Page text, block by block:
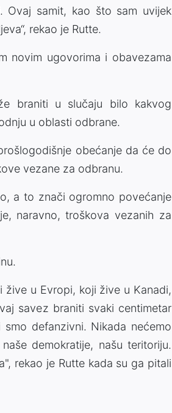
Ovaj samit, kao što sam uvijek
rekao je Rutte.
novim ugovorima i obavezama
braniti u slučaju bilo kakvog
u oblasti odbrane.
obećanje da će do
vezane za odbranu.
a to znači ogromno povećanje
naravno, troškova vezanih za
u Evropi, koji žive u Kanadi,
savez braniti svaki centimetar
defanzivni. Nikada nećemo
demokratije, našu teritoriju.
rekao je Rutte kada su ga pitali